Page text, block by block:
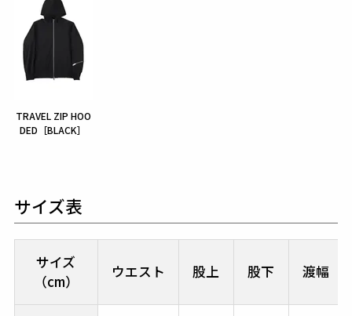
TRAVEL ZIP HOO
DED［BLACK］
サイズ表
サイズ
（cm）
ウエスト 股上 股下 渡幅